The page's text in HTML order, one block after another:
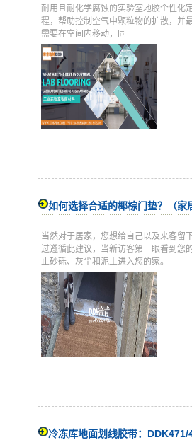
耐用且耐化学腐蚀的实验室地胶个性化
程，帮助控制空气中颗粒物的扩散，并
需要在空间内移动，同
如何选择合适的椰棕门垫？（家
当然对于居家，您想给自己以及来客留
过遵循此建议，当新访客第一眼看到您
止砂砾、灰尘和泥土进入您的家。
冷冻库地面划线胶带：